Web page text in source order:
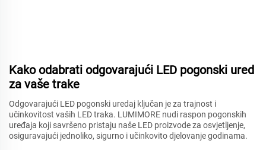
Kako odabrati odgovarajući LED pogonski ured
za vaše trake
Odgovarajući LED pogonski uredaj ključan je za trajnost i
učinkovitost vaših LED traka. LUMIMORE nudi raspon pogonskih
uređaja koji savršeno pristaju naše LED proizvode za osvjetljenje,
osiguravajući jednoliko, sigurno i učinkovito djelovanje godinama.